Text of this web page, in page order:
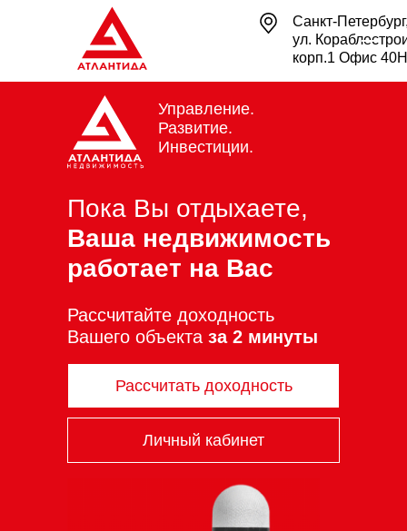
Санкт-
ул.
корп.1 Офис 40Н
Пока Вы отдыхаете,
Ваша недвижимость
работает на Вас
Рассчитать доходность
Рассчитайте доходность
Вашего объекта за 2 минуты
Управление.
Развитие.
Инвестиции.
Личный кабинет